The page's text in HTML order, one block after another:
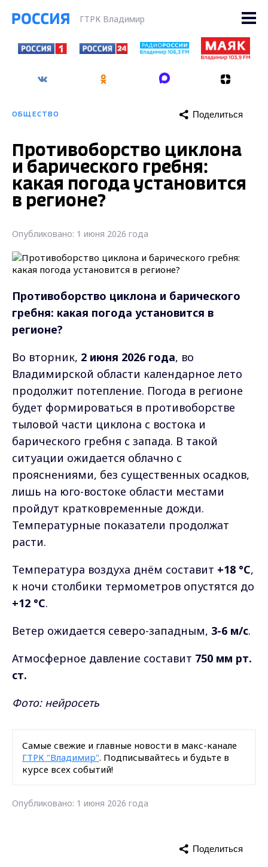
ГТРК Владимир
ОБЩЕСТВО Поделиться
Противоборство циклона
и барического гребня:
какая погода установится
в регионе?
Опубликовано: 1 июня 2026 года
Противоборство циклона и барического
гребня: какая погода установится в
регионе?
Во вторник, 2 июня 2026 года, во
Владимирской области календарное лето
продолжит потепление. Погода в регионе
будет формироваться в противоборстве
тыловой части циклона с востока и
барического гребня с запада. В такой
ситуации ожидается облачно с
прояснениями, без существенных осадков,
лишь на юго-востоке области местами
пройдут кратковременные дожди.
Температурные показатели продолжат
расти.
Температура воздуха днём составит +18 °C,
к ночи столбики термометров опустятся до
+12 °C.
Ветер ожидается северо-западным, 3-6 м/с.
Атмосферное давление составит 750 мм рт.
ст.
Фото: нейросеть
Самые свежие и главные новости в макс-канале
ГТРК "Владимир". Подписывайтесь и будьте в
курсе всех событий!
Опубликовано: 1 июня 2026 года
Поделиться